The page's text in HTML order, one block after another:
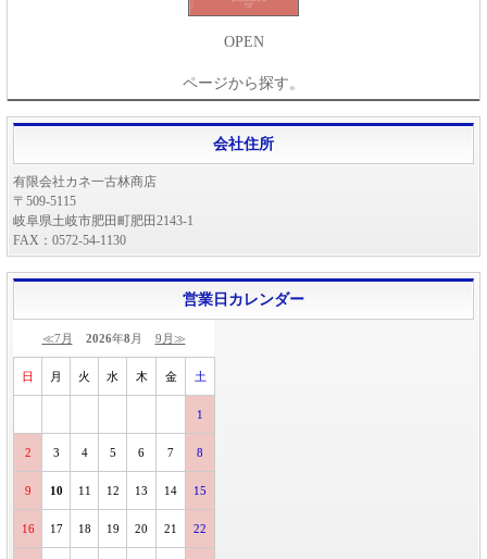
OPEN
ページから探す。
会社住所
有限会社カネ一古林商店
〒509-5115
岐阜県土岐市肥田町肥田2143-1
FAX：0572-54-1130
営業日カレンダー
≪7月 2026年8 月 9月≫
日 月 火 水 木 金 土
1
2 3 4 5 6 7 8
9 10 11 12 13 14 15
16 17 18 19 20 21 22